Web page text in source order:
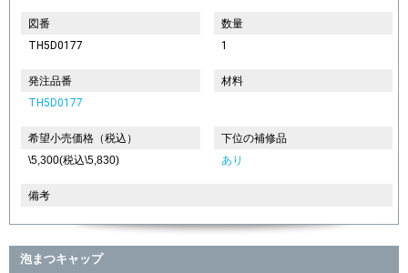
図番
TH5D0177
数量
1
発注品番
TH5D0177
材料
希望小売価格（税込）
\5,300(税込\5,830)
下位の補修品
あり
備考
泡まつキャップ